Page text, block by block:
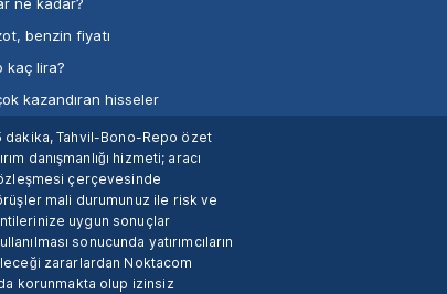
benzin fiyatı
kaç lira?
kazandıran hisseler
dakika, Tahvil-Bono-Repo özet
danışmanlığı hizmeti; aracı
çerçevesinde
mali durumunuz ile risk ve
uygun sonuçlar
sonucunda yatırımcıların
zararlardan Noktacom
korunmakta olup izinsiz